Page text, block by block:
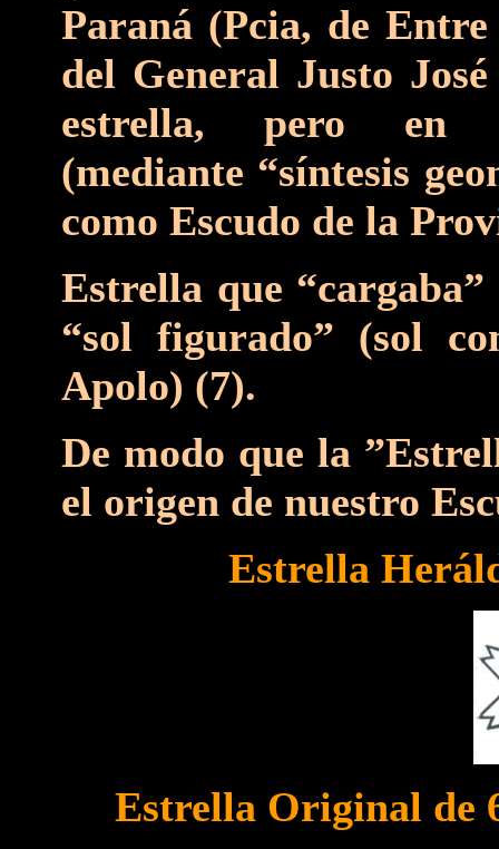
Paraná (Pcia, de
del General Justo
estrella, pero en
(mediante “síntesis
como Escudo de la
Estrella que
“sol figurado” (sol
Apolo) (7).
De modo que la
el origen de nuestro
Estrella
Estrella Original de